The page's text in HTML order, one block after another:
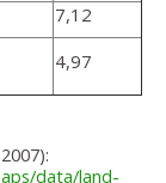
7,12
4,97
data/land-